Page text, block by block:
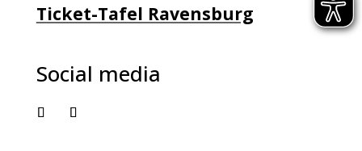
Ticket-Tafel Ravensburg
Social media